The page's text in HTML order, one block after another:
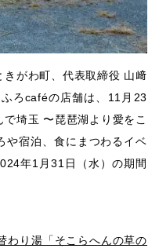
がわ町、代表取締役 山﨑
ろcaféの店舗は、11月23
埼玉 〜琵琶湖より愛をこ
や宿泊、食にまつわるイベ
年1月31日（水）の期間
わり湯「そこらへんの草の